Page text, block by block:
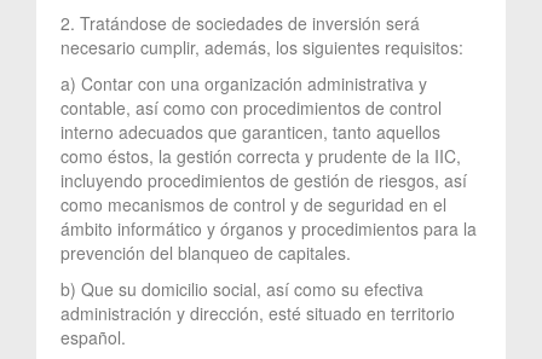
2. Tratándose de sociedades de inversión será
necesario cumplir, además, los siguientes requisitos:
a) Contar con una organización administrativa y
contable, así como con procedimientos de control
interno adecuados que garanticen, tanto aquellos
como éstos, la gestión correcta y prudente de la IIC,
incluyendo procedimientos de gestión de riesgos, así
como mecanismos de control y de seguridad en el
ámbito informático y órganos y procedimientos para la
prevención del blanqueo de capitales.
b) Que su domicilio social, así como su efectiva
administración y dirección, esté situado en territorio
español.